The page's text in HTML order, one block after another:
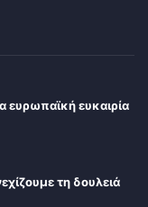
ευρωπαϊκή ευκαιρία
τη δουλειά